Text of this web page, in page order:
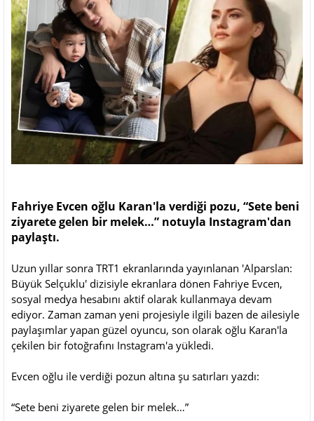
Fahriye Evcen oğlu Karan'la verdiği pozu, “Sete beni
ziyarete gelen bir melek…” notuyla Instagram'dan
paylaştı.
Uzun yıllar sonra TRT1 ekranlarında yayınlanan 'Alparslan:
Büyük Selçuklu' dizisiyle ekranlara dönen Fahriye Evcen,
sosyal medya hesabını aktif olarak kullanmaya devam
ediyor. Zaman zaman yeni projesiyle ilgili bazen de ailesiyle
paylaşımlar yapan güzel oyuncu, son olarak oğlu Karan'la
çekilen bir fotoğrafını Instagram'a yükledi.
Evcen oğlu ile verdiği pozun altına şu satırları yazdı:
“Sete beni ziyarete gelen bir melek…”